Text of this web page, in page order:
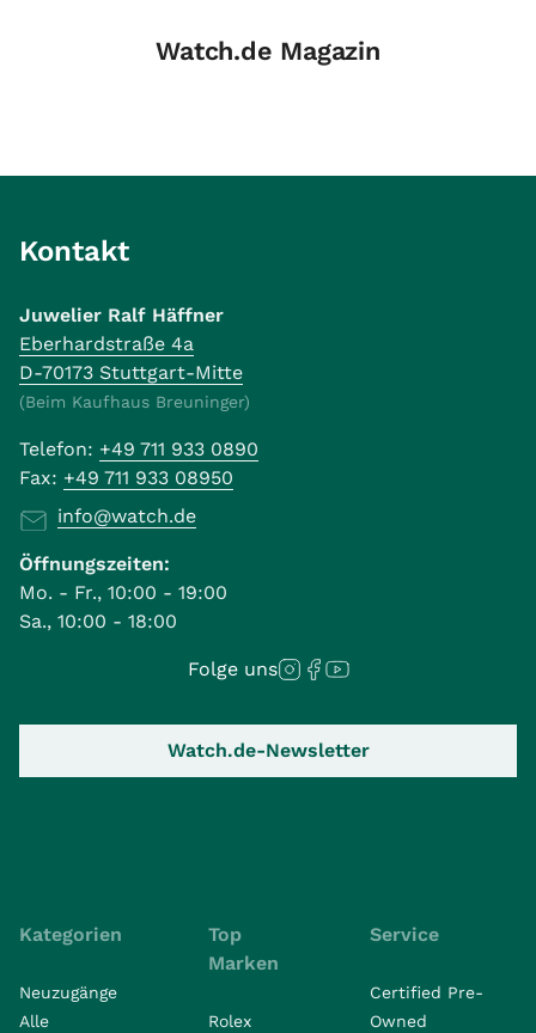
Watch.de Magazin
Kontakt
Juwelier Ralf Häffner
Eberhardstraße 4a
D-70173 Stuttgart-Mitte
(Beim Kaufhaus Breuninger)
Telefon: +49 711 933 0890
Fax: +49 711 933 08950
info@watch.de
Öffnungszeiten:
Mo. - Fr., 10:00 - 19:00
Sa., 10:00 - 18:00
Folge uns
Watch.de-Newsletter
Kategorien
Neuzugänge
Alle
Top
Marken
Rolex
Service
Certified Pre-
Owned